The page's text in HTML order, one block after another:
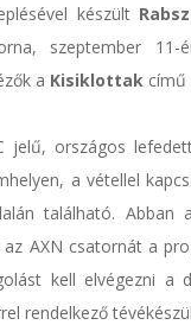
készült
szeptember 11-
a Kisiklottak című
jelű, országos
a vétellel
található. Abban
AXN csatornát a
kell elvégezni a
rendelkező